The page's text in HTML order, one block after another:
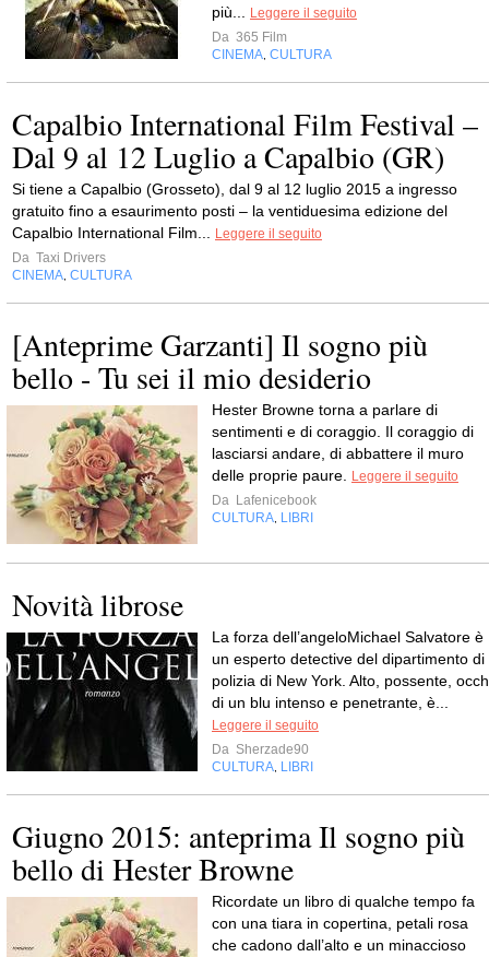
più...
Leggere il seguito
Da 365 Film
CINEMA CULTURA
Capalbio International Film Festival –
Dal 9 al 12 Luglio a Capalbio (GR)
Si tiene a Capalbio (Grosseto), dal 9 al 12 luglio 2015 a ingresso
gratuito fino a esaurimento posti – la ventiduesima edizione del
Capalbio International Film...
Leggere il seguito
Da Taxi Drivers
CINEMA CULTURA
[Anteprime Garzanti] Il sogno più
bello - Tu sei il mio desiderio
Hester Browne torna a parlare di
sentimenti e di coraggio. Il coraggio di
lasciarsi andare, di abbattere il muro
delle proprie paure.
Leggere il seguito
Da Lafenicebook
CULTURA LIBRI
Novità librose
La forza dell’angeloMichael Salvatore è
un esperto detective del dipartimento di
polizia di New York. Alto, possente,
di un blu intenso e penetrante, è...
Leggere il seguito
Da Sherzade90
CULTURA LIBRI
Giugno 2015: anteprima Il sogno più
bello di Hester Browne
Ricordate un libro di qualche tempo fa
con una tiara in copertina, petali rosa
che cadono dall’alto e un minaccioso